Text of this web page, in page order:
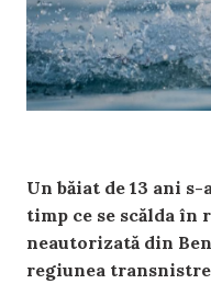
Un băiat de 13 ani
timp ce se scălda în
neautorizată din
regiunea